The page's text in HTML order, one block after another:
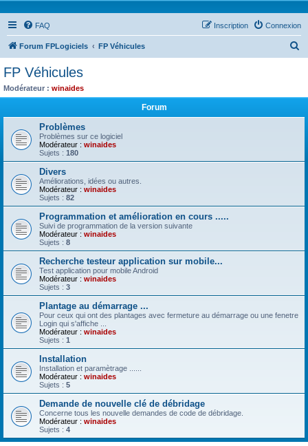
FAQ Connexion
Inscription
Forum FPLogiciels FP Véhicules
h
FP Véhicules
Modérateur : winaides
Forum
Problèmes
Problèmes sur ce logiciel
Modérateur : winaides
Sujets : 180
Divers
Améliorations, idées ou autres.
Modérateur : winaides
Sujets : 82
Programmation et amélioration en cours .....
Suivi de programmation de la version suivante
Modérateur : winaides
Sujets : 8
Recherche testeur application sur mobile...
Test application pour mobile Android
Modérateur : winaides
Sujets : 3
Plantage au démarrage ...
Pour ceux qui ont des plantages avec fermeture au démarrage ou une fenetre
Login qui s'affiche ...
Modérateur : winaides
Sujets : 1
Installation
Installation et paramètrage ......
Modérateur : winaides
Sujets : 5
Demande de nouvelle clé de débridage
Concerne tous les nouvelle demandes de code de débridage.
Modérateur : winaides
Sujets : 4